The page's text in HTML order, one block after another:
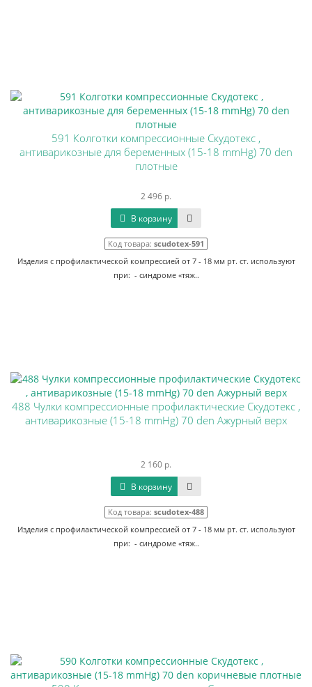
591 Колготки компрессионные Скудотекс ,
антиварикозные для беременных (15-18 mmHg) 70 den
плотные
2 496 р.
В корзину
Код товара: scudotex-591
Изделия с профилактической компрессией от 7 - 18 мм рт. ст. используют
при: - синдроме «тяж..
488 Чулки компрессионные профилактические Скудотекс ,
антиварикозные (15-18 mmHg) 70 den Ажурный верх
2 160 р.
В корзину
Код товара: scudotex-488
Изделия с профилактической компрессией от 7 - 18 мм рт. ст. используют
при: - синдроме «тяж..